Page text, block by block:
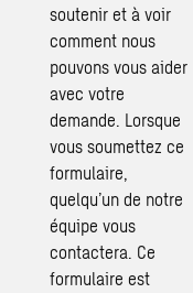
soutenir et à voir
comment nous
pouvons vous aider
avec votre
demande. Lorsque
vous soumettez ce
formulaire,
quelqu’un de notre
équipe vous
contactera. Ce
formulaire est